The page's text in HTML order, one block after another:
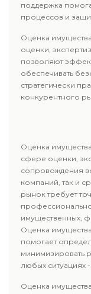
поддержка
процессов и
Оценка
оценки,
позволяют
обеспечивать
стратегически
конкурентного
Оценка
сфере оценки,
сопровождения
компаний, так и
рынок требует
имущественных,
Оценка
помогает
минимизировать
любых ситуациях
Оценка